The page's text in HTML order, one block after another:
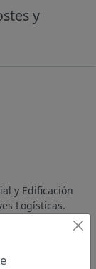
y
y Edificación
Logísticas.
más de 50
en